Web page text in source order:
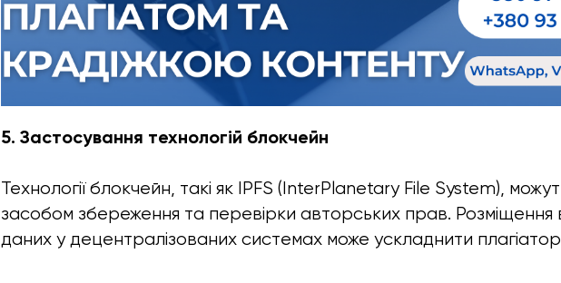
5. Застосування технологій блокчейн
Технології блокчейн, такі як IPFS (InterPlanetary File System),
засобом збереження та перевірки авторських прав. Розміщення
даних у децентралізованих системах може ускладнити